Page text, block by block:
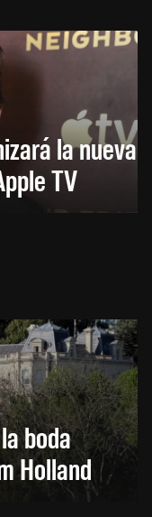
la nueva
TV
boda
Holland